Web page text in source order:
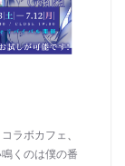
コラボカフェ、
くのは僕の番